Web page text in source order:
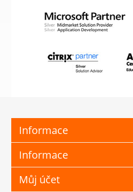
Informace
Informace
Můj účet